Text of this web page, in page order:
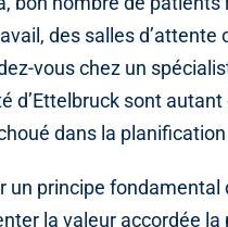
des salles
vous chez un
d’Ettelbruck sont
dans la
un principe
la valeur accordée